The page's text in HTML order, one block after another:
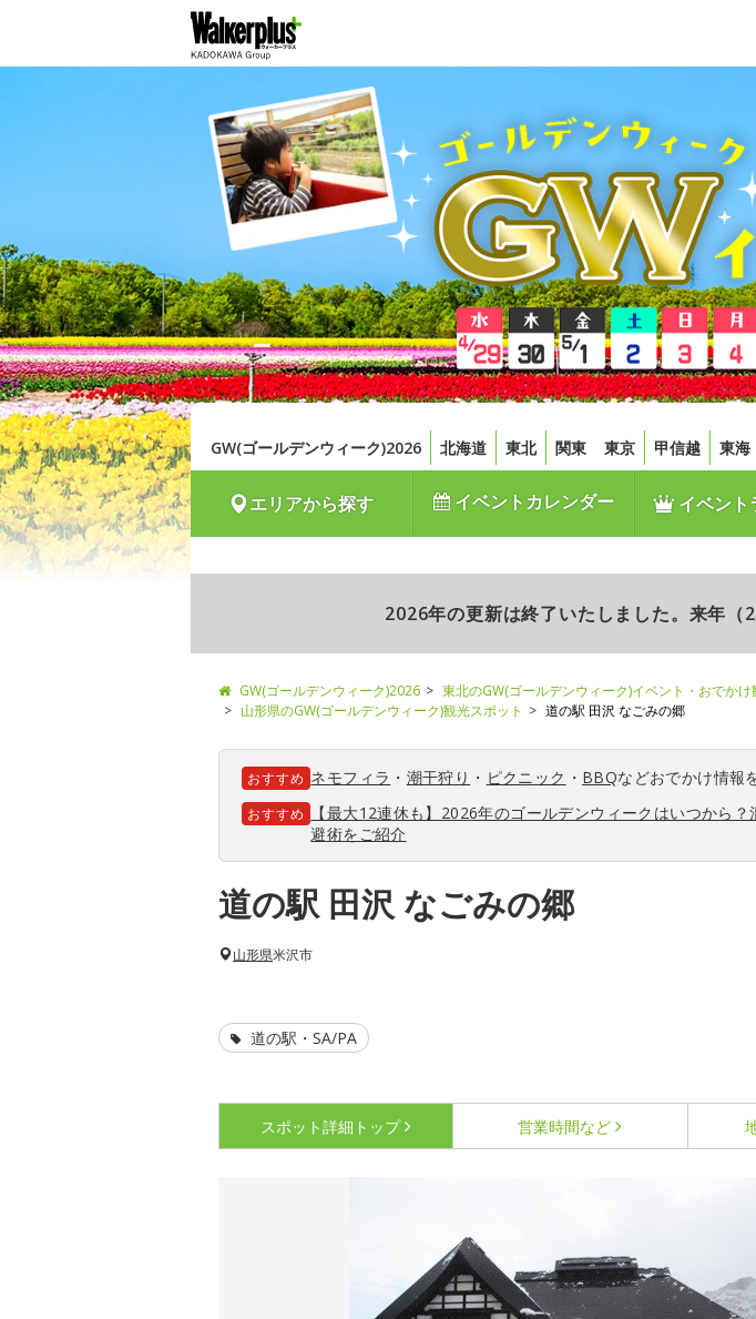
GW(ゴールデンウィーク)2026 北海道 東北 関東 東京 甲信越 東海
エリアから探す イベントカレンダー イベント
2026年の更新は終了いたしました。来年（
GW(ゴールデンウィーク)2026 東北のGW(ゴールデンウィーク)イベント・おでかけ
山形県のGW(ゴールデンウィーク)観光スポット
道の駅 田沢 なごみの郷
おすすめ ネモフィラ ・ 潮干狩り ・ ピクニック ・ BBQなどおでかけ情報
おすすめ
【最大12連休も】2026年のゴールデンウィークはいつから
避術をご紹介
道の駅 田沢 なごみの郷
山形県米沢市
道の駅・SA/PA
スポット詳細 トップ 営業時間など